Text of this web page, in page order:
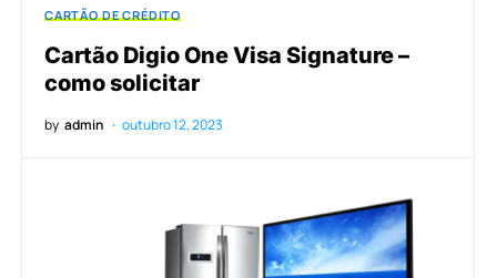
CARTÃO DE CRÉDITO
Cartão Digio One Visa Signature –
como solicitar
by admin outubro 12, 2023